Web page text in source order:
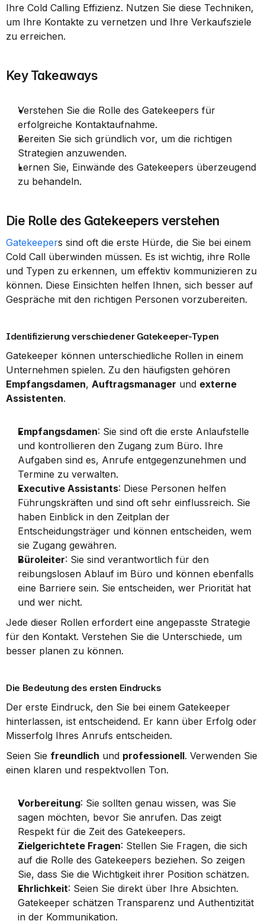
Ihre Cold Calling Effizienz. Nutzen Sie diese Techniken,
um Ihre Kontakte zu vernetzen und Ihre Verkaufsziele
zu erreichen.
Key Takeaways
Verstehen Sie die Rolle des Gatekeepers für
erfolgreiche Kontaktaufnahme.
Bereiten Sie sich gründlich vor, um die richtigen
Strategien anzuwenden.
Lernen Sie, Einwände des Gatekeepers überzeugend
zu behandeln.
Die Rolle des Gatekeepers verstehen
Gatekeepers sind oft die erste Hürde, die Sie bei einem
Cold Call überwinden müssen. Es ist wichtig, ihre Rolle
und Typen zu erkennen, um effektiv kommunizieren zu
können. Diese Einsichten helfen Ihnen, sich besser auf
Gespräche mit den richtigen Personen vorzubereiten.
Identifizierung verschiedener Gatekeeper-Typen
Gatekeeper können unterschiedliche Rollen in einem
Empfangsdamen, Auftragsmanager und externe
Assistenten.
Empfangsdamen: Sie sind oft die erste Anlaufstelle
und kontrollieren den Zugang zum Büro. Ihre
Aufgaben sind es, Anrufe entgegenzunehmen und
Termine zu verwalten.
Executive Assistants: Diese Personen helfen
Führungskräften und sind oft sehr einflussreich. Sie
haben Einblick in den Zeitplan der
Entscheidungsträger und können entscheiden, wem
sie Zugang gewähren.
Büroleiter: Sie sind verantwortlich für den
reibungslosen Ablauf im Büro und können ebenfalls
eine Barriere sein. Sie entscheiden, wer Priorität hat
und wer nicht.
Jede dieser Rollen erfordert eine angepasste Strategie
für den Kontakt. Verstehen Sie die Unterschiede, um
besser planen zu können.
Die Bedeutung des ersten Eindrucks
Der erste Eindruck, den Sie bei einem Gatekeeper
hinterlassen, ist entscheidend. Er kann über Erfolg oder
Misserfolg Ihres Anrufs entscheiden.
Seien Sie freundlich und professionell. Verwenden Sie
einen klaren und respektvollen Ton.
Vorbereitung: Sie sollten genau wissen, was Sie
sagen möchten, bevor Sie anrufen. Das zeigt
Respekt für die Zeit des Gatekeepers.
Zielgerichtete Fragen: Stellen Sie Fragen, die sich
auf die Rolle des Gatekeepers beziehen. So zeigen
Sie, dass Sie die Wichtigkeit ihrer Position schätzen.
Ehrlichkeit: Seien Sie direkt über Ihre Absichten.
Gatekeeper schätzen Transparenz und Authentizität
in der Kommunikation.